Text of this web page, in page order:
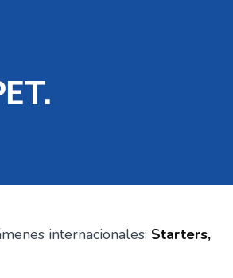
internacionales: Starters,